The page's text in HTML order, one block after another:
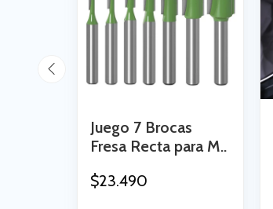
Juego 7 Brocas
Fresa Recta para M..
$23.490